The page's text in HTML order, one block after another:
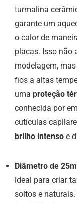
turmalina
garante um
o calor de
placas. Isso não
modelagem,
fios a altas
uma proteção
conhecida por
cutículas
brilho intenso e
Diâmetro de
ideal para criar
soltos e